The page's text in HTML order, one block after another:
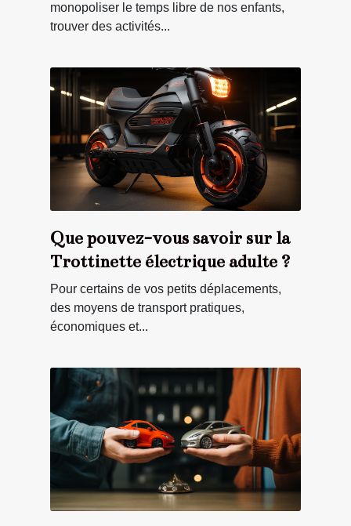
monopoliser le temps libre de nos enfants,
trouver des activités...
Que pouvez-vous savoir sur la
Trottinette électrique adulte ?
Pour certains de vos petits déplacements,
des moyens de transport pratiques,
économiques et...